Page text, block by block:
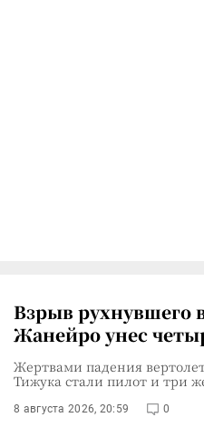
Взрыв рухнувшего
Жанейро унес
Жертвами падения
Тижука стали пилот и три
8 августа 2026, 20:59 0